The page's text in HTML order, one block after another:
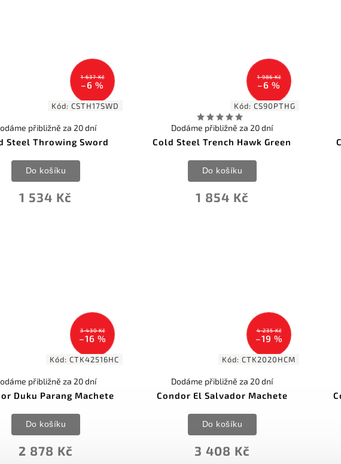
1 637 Kč
–6 %
Kód:CSTH17SWD
Steel Throwing Sword
přibližně za 20 dní
1 534 Kč
Do košíku
1 986 Kč
–6 %
Kód:CS90PTHG
Cold Steel Trench Hawk Green
Dodáme přibližně za 20 dní
1 854 Kč
Do košíku
3 430 Kč
–16 %
Kód:CTK42516HC
Duku Parang Machete
přibližně za 20 dní
2 878 Kč
Do košíku
4 235 Kč
–19 %
Kód:CTK2020HCM
Condor El Salvador Machete
Dodáme přibližně za 20 dní
3 408 Kč
Do košíku